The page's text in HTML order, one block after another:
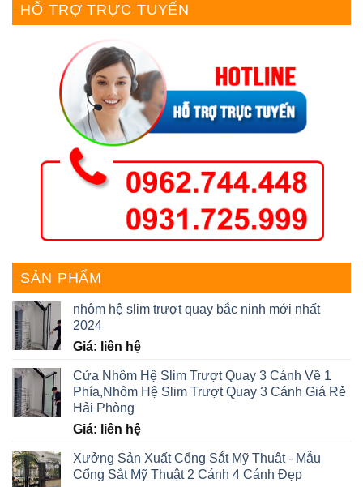
HỖ TRỢ TRỰC TUYẾN
SẢN PHẨM
nhôm hệ slim trượt quay bắc ninh mới nhất
2024
Giá: liên hệ
Cửa Nhôm Hệ Slim Trượt Quay 3 Cánh Về 1
Phía,Nhôm Hệ Slim Trượt Quay 3 Cánh Giá Rẻ
Hải Phòng
Giá: liên hệ
Xưởng Sản Xuất Cổng Sắt Mỹ Thuật - Mẫu
Cổng Sắt Mỹ Thuật 2 Cánh 4 Cánh Đẹp